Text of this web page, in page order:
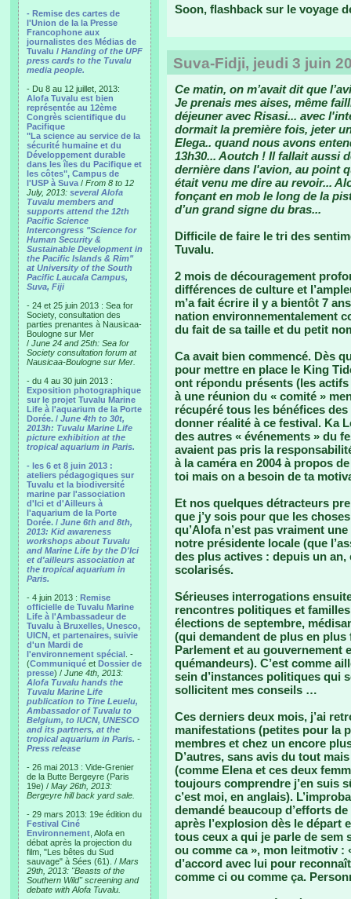
- Remise des cartes de
l'Union de la la Presse
Francophone aux
journalistes des Médias de
Tuvalu / Handing of the UPF
press cards to the Tuvalu
media people.
- Du 8 au 12 juillet, 2013:
Alofa Tuvalu est bien
représentée au 12ème
Congrès scientifique du
Pacifique
"La science au service de la
sécurité humaine et du
Développement durable
dans les îles du Pacifique et
les côtes", Campus de
l'USP à Suva / From 8 to 12
July, 2013: several Alofa
Tuvalu members and
supports attend the 12th
Pacific Science
Intercongress "Science for
Human Security &
Sustainable Development in
the Pacific Islands & Rim"
at University of the South
Pacific Laucala Campus,
Suva, Fiji
- 24 et 25 juin 2013 : Sea for
Society, consultation des
parties prenantes à Nausicaa-
Boulogne sur Mer
/ June 24 and 25th: Sea for
Society consultation forum at
Nausicaa-Boulogne sur Mer.
- du 4 au 30 juin 2013 :
Exposition photographique
sur le projet Tuvalu Marine
Life à l'aquarium de la Porte
Dorée. / June 4th to 30t,
2013h: Tuvalu Marine Life
picture exhibition at the
tropical aquarium in Paris.
- les 6 et 8 juin 2013 :
ateliers pédagogiques sur
Tuvalu et la biodiversité
marine par l'association
d'Ici et d'Ailleurs à
l'aquarium de la Porte
Dorée. / June 6th and 8th,
2013: Kid awareness
workshops about Tuvalu
and Marine Life by the D'Ici
et d'ailleurs association at
the tropical aquarium in
Paris.
- 4 juin 2013 : Remise
officielle de Tuvalu Marine
Life à l'Ambassadeur de
Tuvalu à Bruxelles, Unesco,
UICN, et partenaires, suivie
d'un Mardi de
l'environnement spécial . -
(Communiqué et Dossier de
presse) / June 4th, 2013:
Alofa Tuvalu hands the
Tuvalu Marine Life
publication to Tine Leuelu,
Ambassador of Tuvalu to
Belgium, to IUCN, UNESCO
and its partners, at the
tropical aquarium in Paris. -
Press release
- 26 mai 2013 : Vide-Grenier
de la Butte Bergeyre (Paris
19e) / May 26th, 2013:
Bergeyre hill back yard sale.
- 29 mars 2013: 19e édition du
Festival Ciné
Environnement , Alofa en
débat après la projection du
film, "Les bêtes du Sud
sauvage" à Sées (61). / Mars
29th, 2013: "Beasts of the
Southern Wild" screening and
debate with Alofa Tuvalu.
Soon, flashback sur le voyage
Suva-Fidji, jeudi 3 juin
Ce matin, on m’avait dit que
Je prenais mes aises, même
déjeuner avec Risasi... avec
dormait la première fois, jeter
Elega.. quand nous avons
13h30... Aoutch ! Il fallait aussi
dernière dans l'avion, au point
était venu me dire au revoir...
fonçant en mob le long de la
d’un grand signe du bras...
Difficile de faire le tri des
Tuvalu.
2 mois de découragement
différences de culture et
m’a fait écrire il y a bientôt 7
nation environnementalement
du fait de sa taille et du petit
Ca avait bien commencé. Dès
pour mettre en place le King
ont répondu présents (les
à une réunion du « comité »
récupéré tous les bénéfices
donner réalité à ce festival. Ka
des autres « événements » du
avaient pas pris la
à la caméra en 2004 à propos
toi mais on a besoin de ta
Et nos quelques détracteurs
que j’y sois pour que les
qu’Alofa n’est pas vraiment
notre présidente locale (que
des plus actives : depuis un an,
scolarisés.
Sérieuses interrogations
rencontres politiques et
élections de septembre,
(qui demandent de plus en
Parlement et au gouvernement
quémandeurs). C’est comme
sein d’instances politiques qui
sollicitent mes conseils …
Ces derniers deux mois, j’ai
manifestations (petites pour la
membres et chez un encore
D’autres, sans avis du tout
(comme Elena et ces deux
toujours comprendre j’en suis
c’est moi, en anglais).
demandé beaucoup d’efforts
après l’explosion dès le départ
tous ceux a qui je parle de sem
ou comme ca », mon leitmotiv :
d’accord avec lui pour
comme ci ou comme ça.